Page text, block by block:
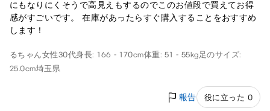
にもなりにくそうで高見えもするのでこのお値段で買えてお得
感がすごいです。 在庫があったらすぐ購入することをおすすめ
します！
るちゃん女性30代身長: 166 - 170cm体重: 51 - 55kg足のサイズ:
25.0cm埼玉県
報告 役に立った 0